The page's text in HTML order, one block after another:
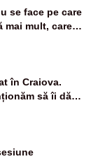
se face pe care
mai mult, care
în Craiova.
să îi dăm